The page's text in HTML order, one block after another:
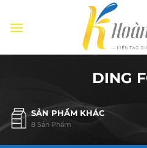
qua
dung
DING
SẢN PHẨM KHÁC
8 Sản Phẩm